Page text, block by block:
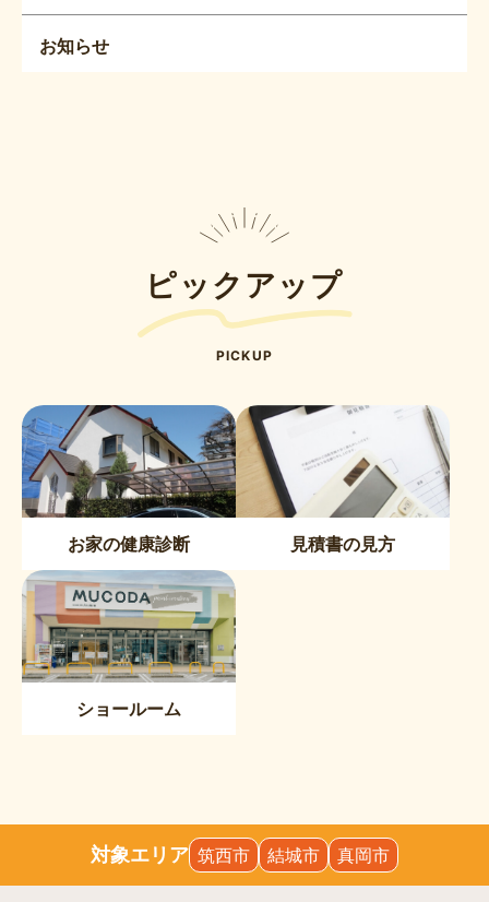
お知らせ
ピックアップ
PICKUP
お家の健康診断 見積書の見方
ショールーム
対象エリア 筑西市 結城市 真岡市